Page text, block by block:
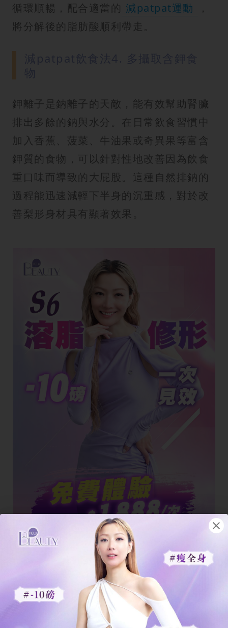
循環順暢，配合適當的 減patpat運動
，
將分解後的脂肪酸順利帶走。
鉀離子是鈉離子的天敵，能有效幫助腎臟
排出多餘的鈉與水分。在日常飲食習慣中
加入香蕉、菠菜、牛油果或奇異果等富含
鉀質的食物，可以針對性地改善因為飲食
重口味而導致的大屁股。這種自然排鈉的
過程能迅速減輕下半身的沉重感，對於改
善梨形身材具有顯著效果。
立即體驗
S6溶脂修形療程